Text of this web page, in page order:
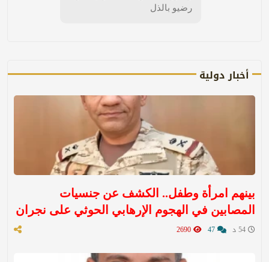
رضيو بالذل
أخبار دولية
بينهم امرأة وطفل.. الكشف عن جنسيات
المصابين في الهجوم الإرهابي الحوثي على نجران